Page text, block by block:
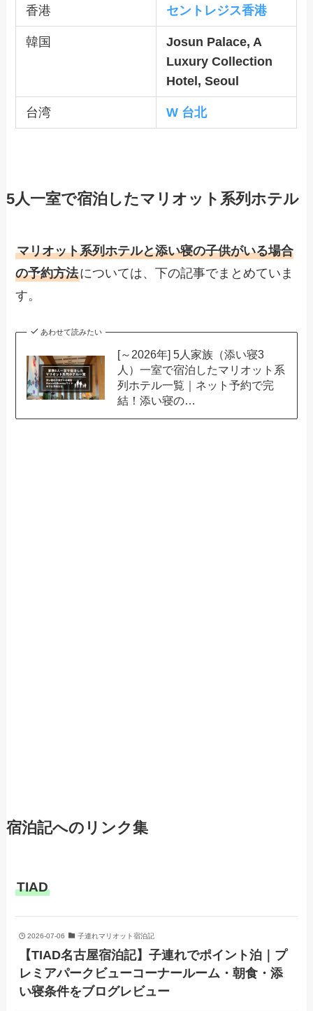
香港 セントレジス香港
韓国
Josun Palace, A
Luxury Collection
Hotel, Seoul
台湾 W 台北
5人一室で宿泊したマリオット系列ホテル
マリオット系列ホテルと添い寝の子供がいる場合
の予約方法については、下の記事でまとめていま
す。
あわせて読みたい
[～2026年] 5人家族（添い寝3
人）一室で宿泊したマリオット系
列ホテル一覧｜ネット予約で完
結！添い寝の…
宿泊記へのリンク集
TIAD
2026-07-06 子連れマリオット宿泊記
【TIAD名古屋宿泊記】子連れでポイント泊｜プ
レミアパークビューコーナールーム・朝食・添
い寝条件をブログレビュー